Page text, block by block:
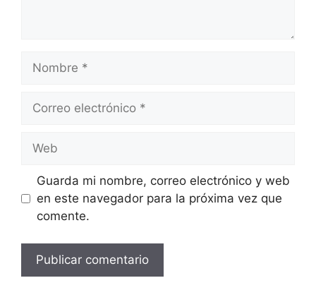
Nombre
Correo
Web
Guarda mi nombre, correo electrónico y web
en este navegador para la próxima vez que
comente.